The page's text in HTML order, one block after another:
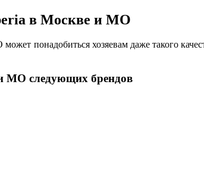
в Москве и МО
понадобиться хозяевам даже такого
МО следующих брендов